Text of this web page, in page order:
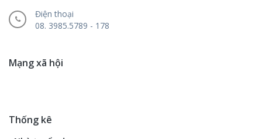
Điện thoại
08. 3985.5789 - 178
Mạng xã hội
Thống kê